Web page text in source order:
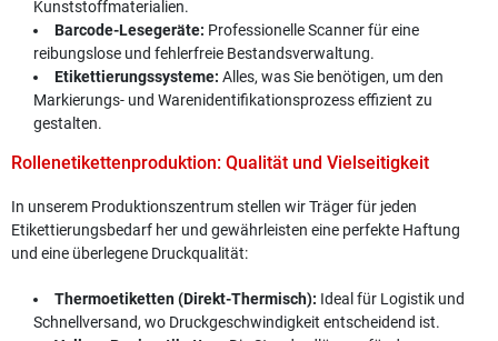
Kunststoffmaterialien.
Barcode-Lesegeräte: Professionelle Scanner für eine
reibungslose und fehlerfreie Bestandsverwaltung.
Etikettierungssysteme: Alles, was Sie benötigen, um den
Markierungs- und Warenidentifikationsprozess effizient zu
gestalten.
Rollenetikettenproduktion: Qualität und Vielseitigkeit
In unserem Produktionszentrum stellen wir Träger für jeden
Etikettierungsbedarf her und gewährleisten eine perfekte Haftung
und eine überlegene Druckqualität:
Thermoetiketten (Direkt-Thermisch): Ideal für Logistik und
Schnellversand, wo Druckgeschwindigkeit entscheidend ist.